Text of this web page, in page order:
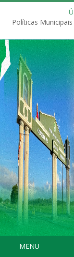
MENU